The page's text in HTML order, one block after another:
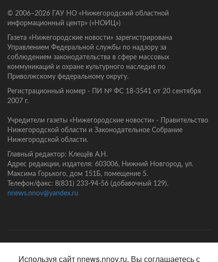
© 2006–2026 ГАУ НО «Нижегородский областной
информационный центр» («НОИЦ»)
Газета «Нижегородские новости» зарегистрирована
Управлением Федеральной службы по надзору за
соблюдением законодательства в сфере массовых
коммуникаций и охране культурного наследия по
Приволжскому федеральному округу.
Регистрационный номер - ПИ № ФС 18-3541 от 20 сентября
2007 г.
Учредители газеты «Нижегородские новости» - Правительство
Нижегородской области и Законодательное Собрание
Нижегородской области.
Главный редактор: Клещёв А.Н.
Адрес редакции, издателя: 603006, Нижний Новгород, ул.
Максима Горького, дом 151Б, помещение 5.
Телефон/факс: 8(831) 233-94-56 (добавочный 129).
nnews.nnov@yandex.ru
Используя сайт nnews.nnov.ru, Вы соглашаетесь с